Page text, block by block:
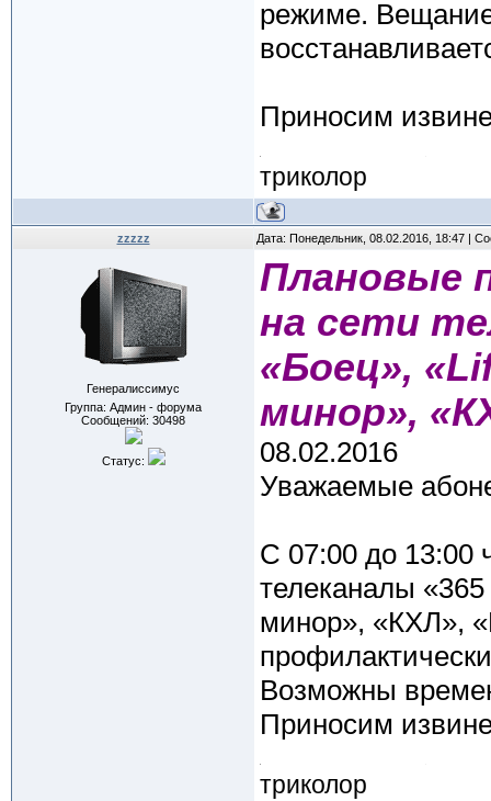
режиме. Вещание
Приносим
триколор
zzzzz Дата: Понедельник, 08.02.2016, 18:47 |
Генералиссимус
Группа: Админ - форума
Сообщений: 30498
Статус:
Плановые
на сети
«Боец»,
минор»,
08.02.2016
Уважаемые
С 07:00 до 13:00
телеканалы
минор», «КХЛ»,
Возможны
Приносим
триколор